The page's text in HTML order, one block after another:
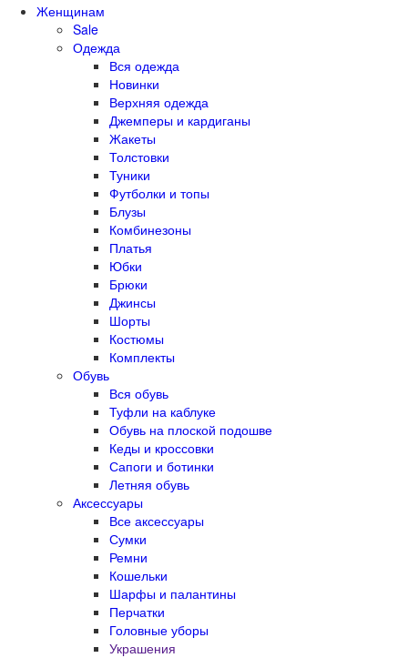
Женщинам
Sale
Одежда
Вся одежда
Новинки
Верхняя одежда
Джемперы и кардиганы
Жакеты
Толстовки
Туники
Футболки и топы
Блузы
Комбинезоны
Платья
Юбки
Брюки
Джинсы
Шорты
Костюмы
Комплекты
Обувь
Вся обувь
Туфли на каблуке
Обувь на плоской подошве
Кеды и кроссовки
Сапоги и ботинки
Летняя обувь
Аксессуары
Все аксессуары
Сумки
Ремни
Кошельки
Шарфы и палантины
Перчатки
Головные уборы
Украшения